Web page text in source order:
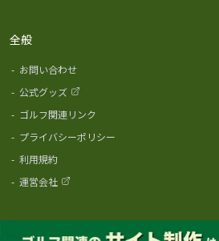
全般
- お問い合わせ
- 公式グッズ
- ゴルフ関連リンク
- プライバシーポリシー
- 利用規約
- 運営会社